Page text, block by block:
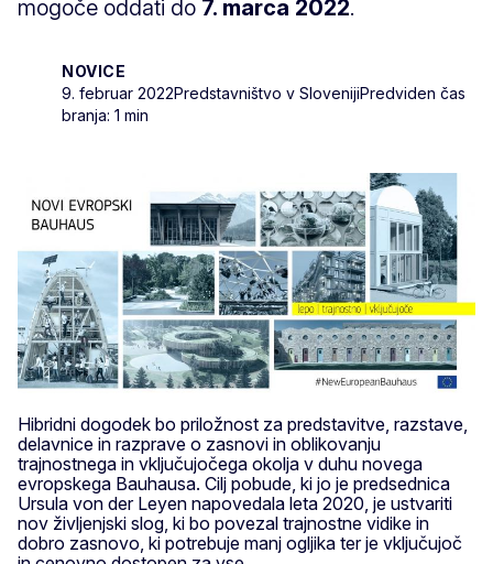
mogoče oddati do 7. marca 2022.
NOVICE
9. februar 2022Predstavništvo v SlovenijiPredviden čas
branja: 1 min
Hibridni dogodek bo priložnost za predstavitve, razstave,
delavnice in razprave o zasnovi in oblikovanju
trajnostnega in vključujočega okolja v duhu novega
evropskega Bauhausa. Cilj pobude, ki jo je predsednica
Ursula von der Leyen napovedala leta 2020, je ustvariti
nov življenjski slog, ki bo povezal trajnostne vidike in
dobro zasnovo, ki potrebuje manj ogljika ter je vključujoč